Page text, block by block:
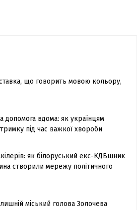
що говорить мовою кольору,
допомога вдома: як українцям
під час важкої хвороби
як білоруський екс-КДБшник
створили мережу політичного
міський голова Золочева